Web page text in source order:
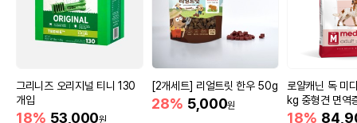
그리니즈 오리지널 티니 130
개입
18% 53,000원
[2개세트] 리얼트릿 한우 50g
28% 5,000원
로얄캐닌 독 미
kg 중형견 면역
18%